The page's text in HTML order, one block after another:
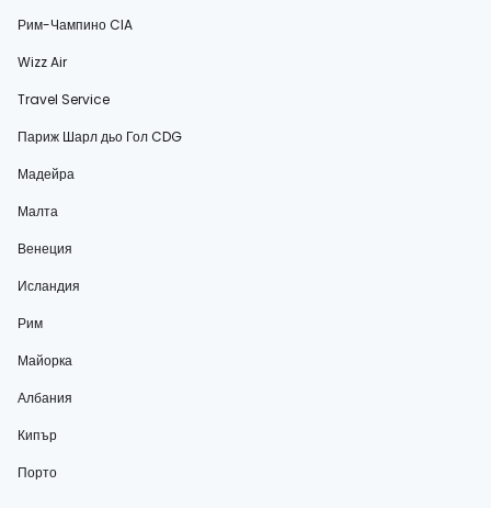
Рим-Чампино CIA
Wizz Air
Travel Service
Париж Шарл дьо Гол CDG
Мадейра
Малта
Венеция
Исландия
Рим
Майорка
Албания
Кипър
Порто